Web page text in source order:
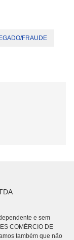
FRAUDE
e sem
COMÉRCIO DE
também que não